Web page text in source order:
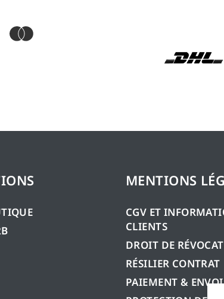
MENTIONS
CGV ET
CLIENTS
DROIT DE
RÉSILIER CONTRAT
PAIEMENT & ENVOI